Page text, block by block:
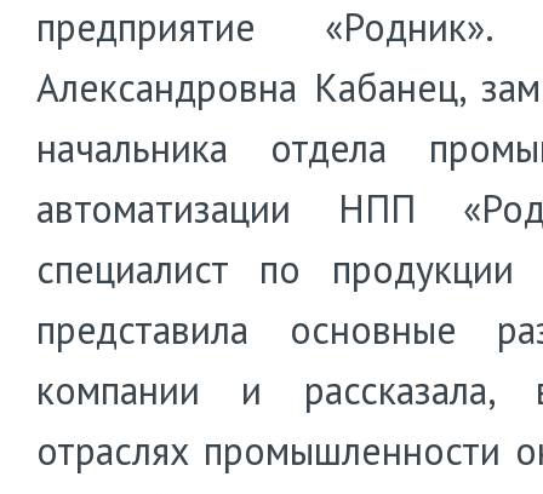
предприятие «Родник».
Александровна Кабанец,
начальника отдела
автоматизации НПП
специалист по продукции
представила основные
компании и рассказала,
отраслях промышленности